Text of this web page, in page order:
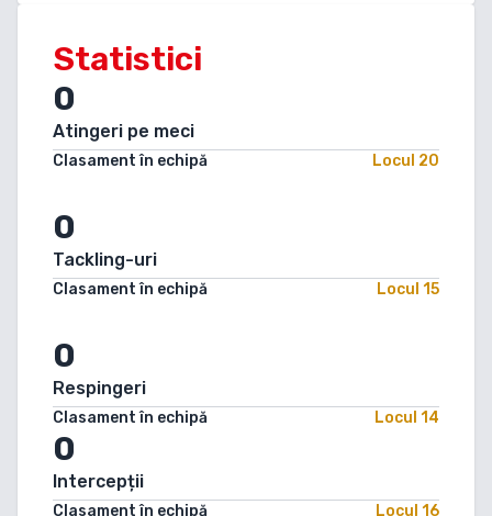
Statistici
0
Atingeri pe meci
Clasament în echipă Locul 20
0
Tackling-uri
Clasament în echipă Locul 15
0
Respingeri
Clasament în echipă Locul 14
0
Intercepții
Clasament în echipă Locul 16